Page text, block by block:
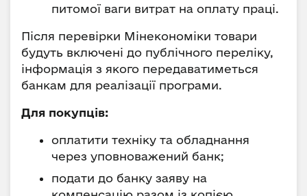
питомої ваги витрат на оплату праці.
Після перевірки Мінекономіки товари
будуть включені до публічного переліку,
інформація з якого передаватиметься
банкам для реалізації програми.
Для покупців:
оплатити техніку та обладнання
через уповноважений банк;
подати до банку заяву на